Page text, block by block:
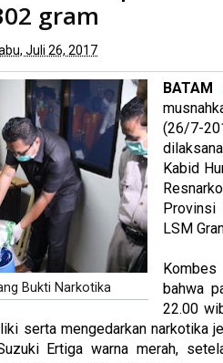
gram
Juli 26, 2017
Bukti Narkotika
BATAM
(26/7-
Kabid
Provinsi
LSM
bahwa
22.00
serta mengedarkan narkotika
Ertiga warna merah,